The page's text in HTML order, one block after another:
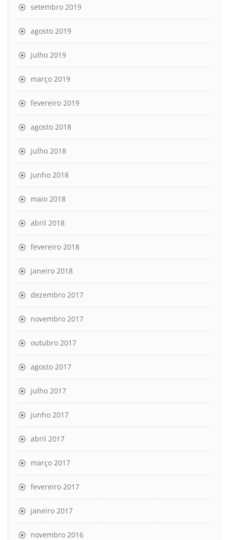
setembro 2019
agosto 2019
julho 2019
março 2019
fevereiro 2019
agosto 2018
julho 2018
junho 2018
maio 2018
abril 2018
fevereiro 2018
janeiro 2018
dezembro 2017
novembro 2017
outubro 2017
agosto 2017
julho 2017
junho 2017
abril 2017
março 2017
fevereiro 2017
janeiro 2017
novembro 2016